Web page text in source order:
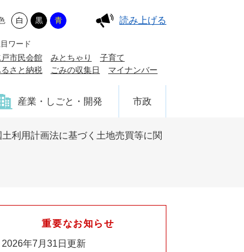
白 黒 青 読み上げる
ワード
市民会館 みとちゃり
子育て
さと納税
ごみの収集日 マイナンバー
産業・しごと・開発 市政
土利用計画法に基づく土地売買等に関
重要なお知らせ
2026年7月31日更新